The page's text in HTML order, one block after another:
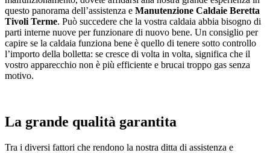
questo panorama dell’assistenza e Manutenzione Caldaie Beretta
Tivoli Terme. Può succedere che la vostra caldaia abbia bisogno di
parti interne nuove per funzionare di nuovo bene. Un consiglio per
capire se la caldaia funziona bene è quello di tenere sotto controllo
l’importo della bolletta: se cresce di volta in volta, significa che il
vostro apparecchio non è più efficiente e brucai troppo gas senza
motivo.
La grande qualità garantita
Tra i diversi fattori che rendono la nostra ditta di assistenza e